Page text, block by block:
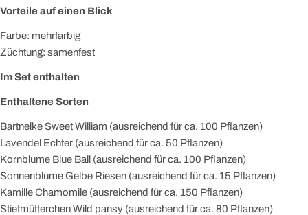
Vorteile auf einen Blick
Farbe: mehrfarbig
Züchtung: samenfest
Im Set enthalten
Enthaltene Sorten
Bartnelke Sweet William (ausreichend für ca. 100 Pflanzen)
Lavendel Echter (ausreichend für ca. 50 Pflanzen)
Kornblume Blue Ball (ausreichend für ca. 100 Pflanzen)
Sonnenblume Gelbe Riesen (ausreichend für ca. 15 Pflanzen)
Kamille Chamomile (ausreichend für ca. 150 Pflanzen)
Stiefmütterchen Wild pansy (ausreichend für ca. 80 Pflanzen)